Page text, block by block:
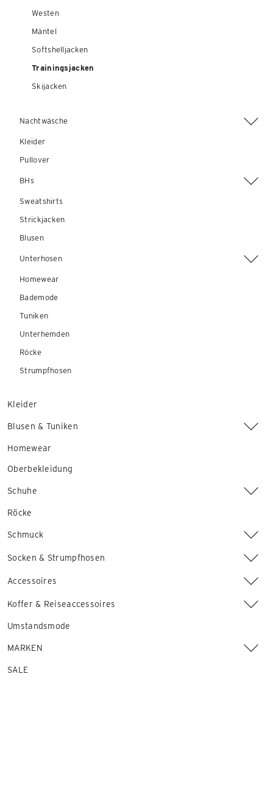
Westen
Mäntel
Softshelljacken
Trainingsjacken
Skijacken
Nachtwäsche
Kleider
Pullover
BHs
Sweatshirts
Strickjacken
Blusen
Unterhosen
Homewear
Bademode
Tuniken
Unterhemden
Röcke
Strumpfhosen
Kleider
Blusen & Tuniken
Homewear
Oberbekleidung
Schuhe
Röcke
Schmuck
Socken & Strumpfhosen
Accessoires
Koffer & Reiseaccessoires
Umstandsmode
MARKEN
SALE